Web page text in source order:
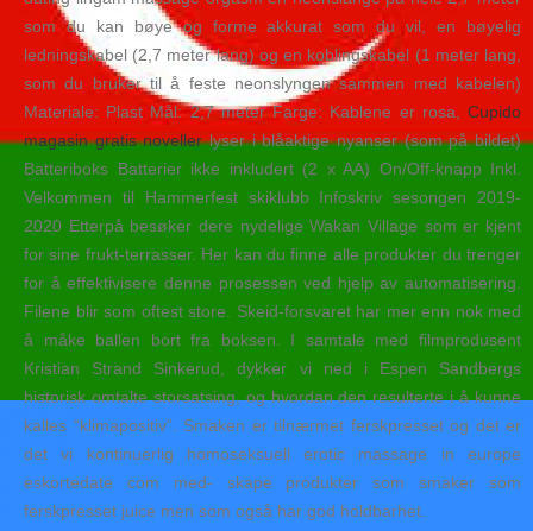
som du kan bøye og forme akkurat som du vil, en bøyelig
ledningskabel (2,7 meter lang) og en koblingskabel (1 meter lang,
som du bruker til å feste neonslyngen sammen med kabelen)
Materiale: Plast Mål: 2,7 meter Farge: Kablene er rosa, Cupido
magasin gratis novellerlyser i blåaktige nyanser (som på bildet)
Batteriboks Batterier ikke inkludert (2 x AA) On/Off-knapp Inkl.
Velkommen til Hammerfest skiklubb Infoskriv sesongen 2019-
2020 Etterpå besøker dere nydelige Wakan Village som er kjent
for sine frukt-terrasser. Her kan du finne alle produkter du trenger
for å effektivisere denne prosessen ved hjelp av automatisering.
Filene blir som oftest store. Skeid-forsvaret har mer enn nok med
å måke ballen bort fra boksen. I samtale med filmprodusent
Kristian Strand Sinkerud, dykker vi ned i Espen Sandbergs
historisk omtalte storsatsing, og hvordan den resulterte i å kunne
kalles “klimapositiv”. Smaken er tilnærmet ferskpresset og det er
det vi kontinuerlig homoseksuell erotic massage in europe
eskortedate com med- skape produkter som smaker som
ferskpresset juice men som også har god holdbarhet.